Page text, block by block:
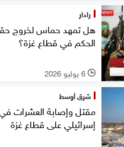
رادار
هل تمهد حماس لخروج
الحكم في قطاع غزة؟
l 6 يوليو 2026
شرق أوسط
مقتل وإصابة
إسرائيلي على قطاع غزة